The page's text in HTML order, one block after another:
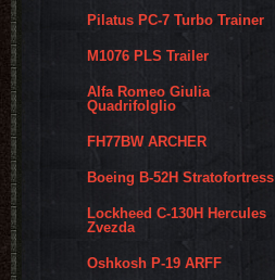
Pilatus PC-7 Turbo Trainer
M1076 PLS Trailer
Alfa Romeo Giulia
Quadrifolglio
FH77BW ARCHER
Boeing B-52H Stratofortress
Lockheed C-130H Hercules
Zvezda
Oshkosh P-19 ARFF